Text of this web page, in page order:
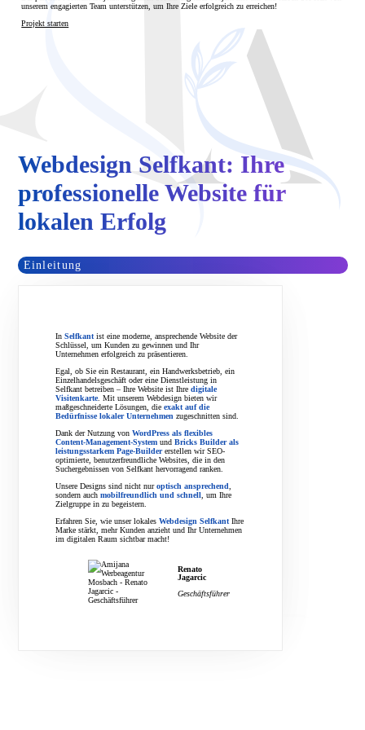
unserem engagierten Team unterstützen, um Ihre Ziele erfolgreich zu erreichen!
Projekt starten
Webdesign Selfkant: Ihre
professionelle Website für
lokalen Erfolg
Einleitung
InSelfkant ist eine moderne, ansprechende Website der
Schlüssel, um Kunden zu gewinnen und Ihr
Unternehmen erfolgreich zu präsentieren.
Egal, ob Sie ein Restaurant, ein Handwerksbetrieb, ein
Einzelhandelsgeschäft oder eine Dienstleistung in
Selfkant betreiben – Ihre Website ist Ihredigitale
Visitenkarte. Mit unserem Webdesign bieten wir
maßgeschneiderte Lösungen, dieexakt auf die
Bedürfnisse lokaler Unternehmen zugeschnitten sind.
Dank der Nutzung vonWordPress als flexibles
Content-Management-System undBricks Builder als
leistungsstarkem Page-Buildererstellen wir SEO-
optimierte, benutzerfreundliche Websites, die in den
Suchergebnissen von Selfkant hervorragend ranken.
Unsere Designs sind nicht nuroptisch ansprechend
sondern auchmobilfreundlich und schnell , um Ihre
Zielgruppe in zu begeistern.
Erfahren Sie, wie unser lokalesWebdesign Selfkant Ihre
Marke stärkt, mehr Kunden anzieht und Ihr Unternehmen
im digitalen Raum sichtbar macht!
Renato
Jagarcic
Geschäftsführer